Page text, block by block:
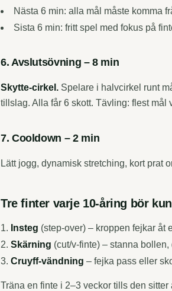
Nästa 6 min: alla mål måste komma
Sista 6 min: fritt spel med fokus på
6. Avslutsövning – 8 min
Skytte-cirkel. Spelare i halvcirkel runt
tillslag. Alla får 6 skott. Tävling: flest mål
7. Cooldown – 2 min
Lätt jogg, dynamisk stretching, kort prat
Tre finter varje 10-åring bör
Insteg (step-over) – kroppen fejkar åt
Skärning (cut/v-finte) – stanna
Cruyff-vändning – fejka pass eller
Träna en finte i 2–3 veckor tills den sitter